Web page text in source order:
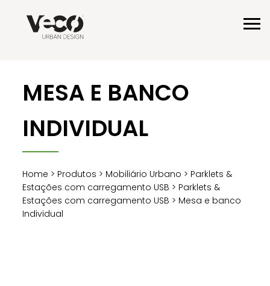
MESA E BANCO
INDIVIDUAL
Home > Produtos > Mobiliário Urbano > Parklets &
Estações com carregamento USB > Parklets &
Estações com carregamento USB > Mesa e banco
Individual